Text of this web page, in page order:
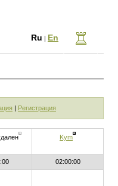
Ru | En
| Регистрация
Kym
02:00:00